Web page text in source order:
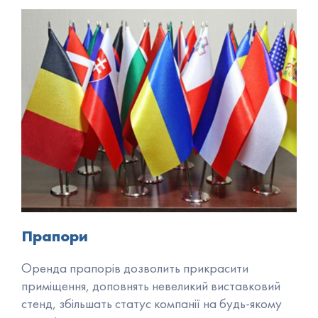
Прапори
Оренда прапорів дозволить прикрасити
приміщення, доповнять невеликий виставковий
стенд, збільшать статус компанії на будь-якому